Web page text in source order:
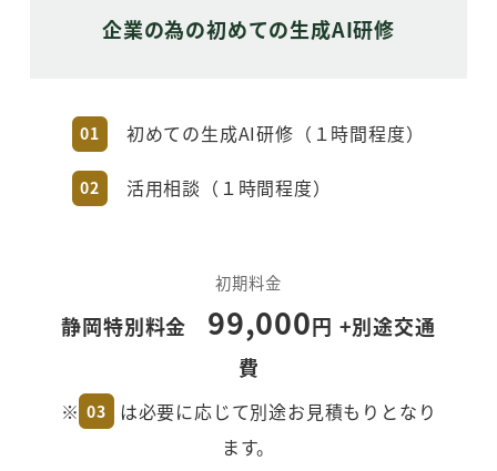
が効果的
必要に応じてプラン・お見積もりのご提出
まずは少人数で
開始したい
企業の為の初めての生成AI研修
01 初めての生成AI研修（１時間程度）
02 活用相談（１時間程度）
初期料金
静岡特別料金 99,000円 +別途交通
費
※ 03
は必要に応じて別途お見積もりとなり
ます。